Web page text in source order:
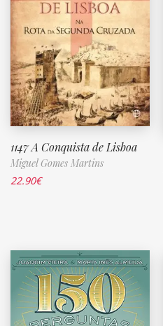
1147 A Conquista de Lisboa
Miguel Gomes Martins
22.90€